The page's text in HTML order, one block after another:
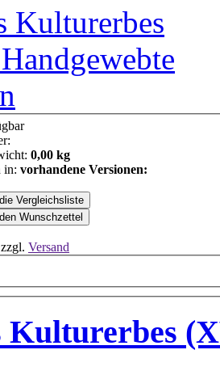
0,00 kg
in: vorhandene Versionen:
Vergleichsliste
Wunschzettel
Versand
Kulturerbes